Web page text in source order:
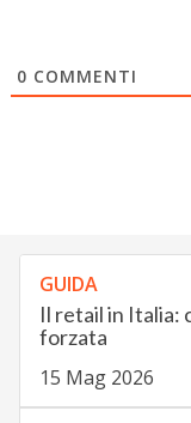
0 COMMENTI
GUIDA
Il retail in Italia:
forzata
15 Mag 2026